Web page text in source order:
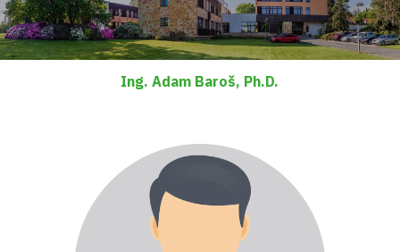
Ing. Adam Baroš, Ph.D.